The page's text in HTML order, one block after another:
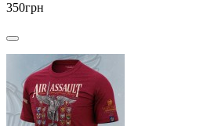
350грн